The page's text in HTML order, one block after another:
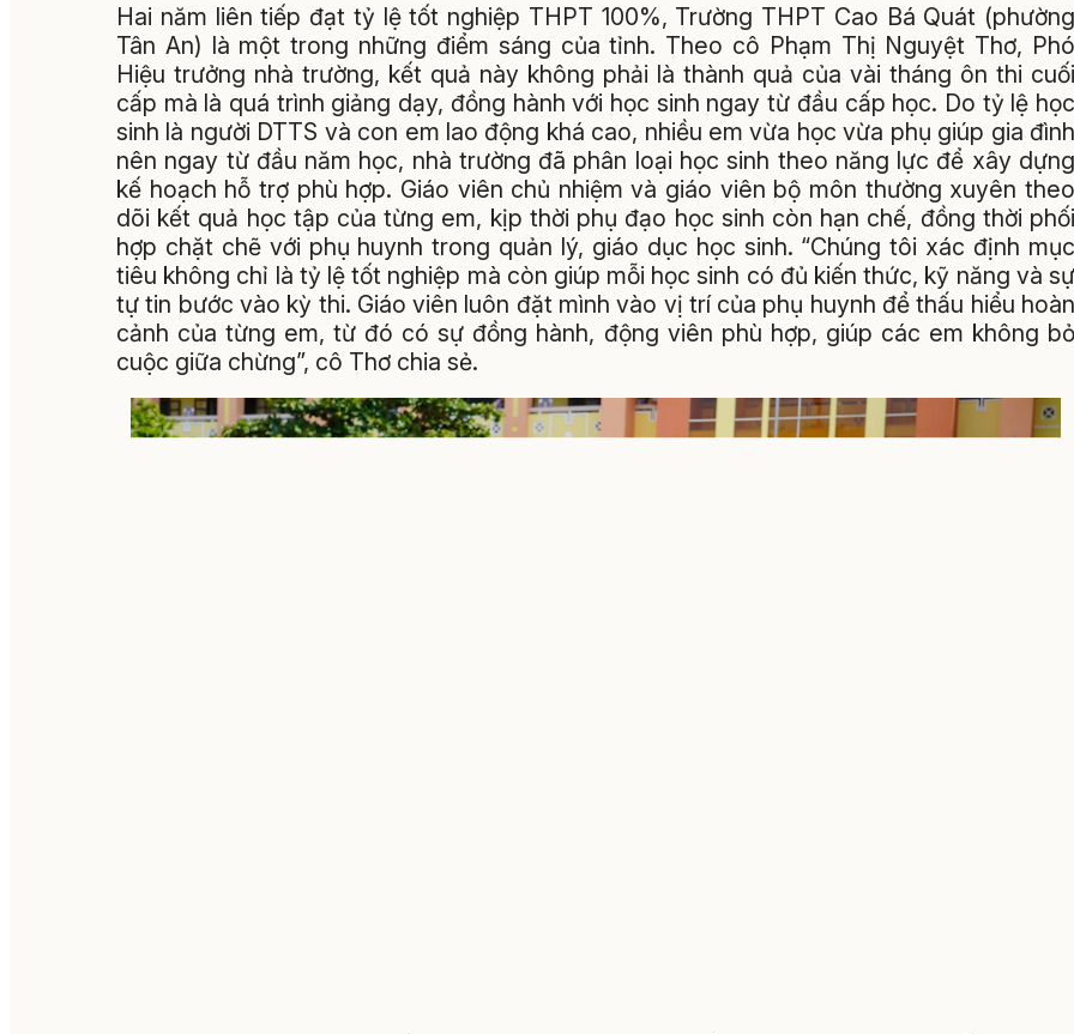
Hai năm liên tiếp đạt tỷ lệ tốt nghiệp THPT 100%, Trường THPT Cao Bá Quát (phường
Tân An) là một trong những điểm sáng của tỉnh. Theo cô Phạm Thị Nguyệt Thơ, Phó
Hiệu trưởng nhà trường, kết quả này không phải là thành quả của vài tháng ôn thi cuối
cấp mà là quá trình giảng dạy, đồng hành với học sinh ngay từ đầu cấp học. Do tỷ lệ học
sinh là người DTTS và con em lao động khá cao, nhiều em vừa học vừa phụ giúp gia đình
nên ngay từ đầu năm học, nhà trường đã phân loại học sinh theo năng lực để xây dựng
kế hoạch hỗ trợ phù hợp. Giáo viên chủ nhiệm và giáo viên bộ môn thường xuyên theo
dõi kết quả học tập của từng em, kịp thời phụ đạo học sinh còn hạn chế, đồng thời phối
hợp chặt chẽ với phụ huynh trong quản lý, giáo dục học sinh. “Chúng tôi xác định mục
tiêu không chỉ là tỷ lệ tốt nghiệp mà còn giúp mỗi học sinh có đủ kiến thức, kỹ năng và sự
tự tin bước vào kỳ thi. Giáo viên luôn đặt mình vào vị trí của phụ huynh để thấu hiểu hoàn
cảnh của từng em, từ đó có sự đồng hành, động viên phù hợp, giúp các em không bỏ
cuộc giữa chừng”, cô Thơ chia sẻ.